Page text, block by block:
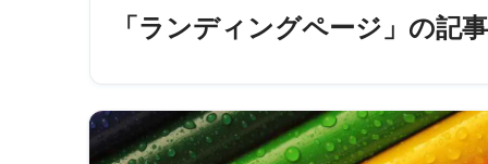
「ランディングページ」の記